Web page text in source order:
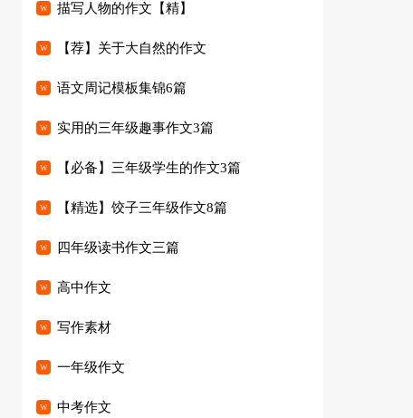
描写人物的作文【精】
【荐】关于大自然的作文
语文周记模板集锦6篇
实用的三年级趣事作文3篇
【必备】三年级学生的作文3篇
【精选】饺子三年级作文8篇
四年级读书作文三篇
高中作文
写作素材
一年级作文
中考作文